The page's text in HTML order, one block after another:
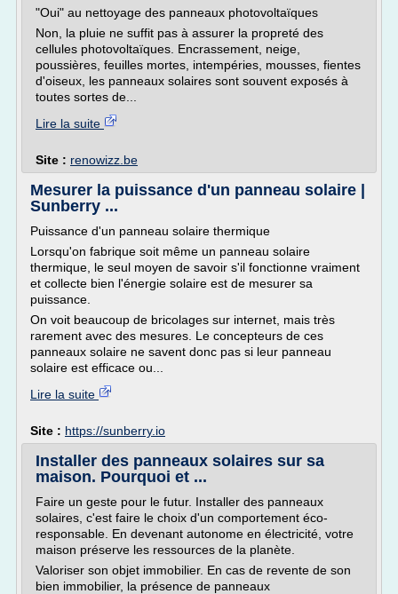
"Oui" au nettoyage des panneaux photovoltaïques
Non, la pluie ne suffit pas à assurer la propreté des
cellules photovoltaïques. Encrassement, neige,
poussières, feuilles mortes, intempéries, mousses, fientes
d'oiseux, les panneaux solaires sont souvent exposés à
toutes sortes de...
Lire la suite
Site : renowizz.be
Mesurer la puissance d'un panneau solaire |
Sunberry ...
Puissance d'un panneau solaire thermique
Lorsqu'on fabrique soit même un panneau solaire
thermique, le seul moyen de savoir s'il fonctionne vraiment
et collecte bien l'énergie solaire est de mesurer sa
puissance.
On voit beaucoup de bricolages sur internet, mais très
rarement avec des mesures. Le concepteurs de ces
panneaux solaire ne savent donc pas si leur panneau
solaire est efficace ou...
Lire la suite
Site : https://sunberry.io
Installer des panneaux solaires sur sa
maison. Pourquoi et ...
Faire un geste pour le futur. Installer des panneaux
solaires, c'est faire le choix d'un comportement éco-
responsable. En devenant autonome en électricité, votre
maison préserve les ressources de la planète.
Valoriser son objet immobilier. En cas de revente de son
bien immobilier, la présence de panneaux